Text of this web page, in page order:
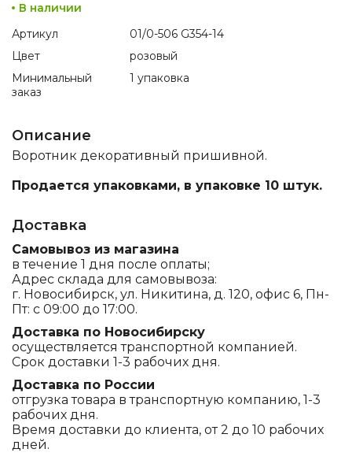
В наличии
Артикул
01/0-506 G354-14
Цвет
розовый
Минимальный
заказ
1 упаковка
Описание
Воротник декоративный пришивной.
Продается упаковками, в упаковке 10 штук.
Доставка
Самовывоз из магазина
в течение 1 дня после оплаты;
Адрес склада для самовывоза:
г. Новосибирск, ул. Никитина, д. 120, офис 6, Пн-
Пт: с 09:00 до 17:00.
Доставка по Новосибирску
осуществляется транспортной компанией.
Срок доставки 1-3 рабочих дня.
Доставка по России
отгрузка товара в транспортную компанию, 1-3
рабочих дня.
Время доставки до клиента, от 2 до 10 рабочих
дней.